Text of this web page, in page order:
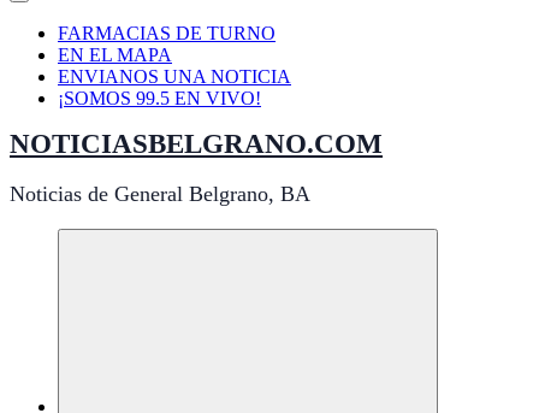
FARMACIAS DE TURNO
EN EL MAPA
ENVIANOS UNA NOTICIA
¡SOMOS 99.5 EN VIVO!
NOTICIASBELGRANO.COM
Noticias de General Belgrano, BA